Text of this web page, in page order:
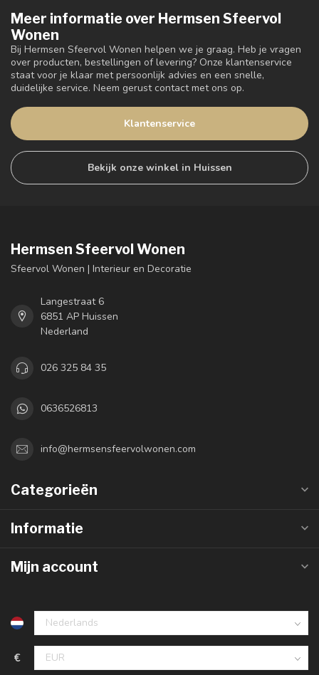
Meer informatie over Hermsen Sfeervol
Wonen
Bij Hermsen Sfeervol Wonen helpen we je graag. Heb je vragen
over producten, bestellingen of levering? Onze klantenservice
staat voor je klaar met persoonlijk advies en een snelle,
duidelijke service. Neem gerust contact met ons op.
Klantenservice
Bekijk onze winkel in Huissen
Hermsen Sfeervol Wonen
Sfeervol Wonen | Interieur en Decoratie
Langestraat 6
6851 AP Huissen
Nederland
026 325 84 35
0636526813
info@hermsensfeervolwonen.com
Categorieën
Informatie
Mijn account
€